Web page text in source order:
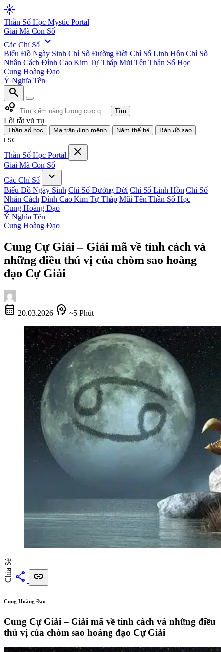
flare
Thần Số Học Mystic Portal
Giải Mã Con Số
Các Chỉ Số expand_more
Biểu Đồ Ngày Sinh Chỉ Số Đường Đời Chỉ Số Linh Hồn Chỉ Số
Nhân Cách Đỉnh Cao Kim Tự Tháp Mũi Tên Thần Số Học
Cung Hoàng Đạo
Ý Nghĩa Tên
search
bubble_chart
Tìm
Lối tắt vũ trụ
Thần số học Ma trận định mệnh Năm thế hệ
Bản đồ sao
ESC
Thần Số Học Portal close
Giải Mã Con Số
Các Chỉ Số
expand_more
Biểu Đồ Ngày Sinh Chỉ Số Đường Đời Chỉ Số Linh Hồn Chỉ Số
Nhân Cách Đỉnh Cao Kim Tự Tháp Mũi Tên Thần Số Học
Cung Hoàng Đạo
Ý Nghĩa Tên
Cung Hoàng Đạo
Cung Cự Giải – Giải mã về tính cách và
những điều thú vị của chòm sao hoàng
đạo Cự Giải
calendar_month 20.03.2026 psychology ~5 Phút
Chia Sẻ share link
Cung Hoàng Đạo
Cung Cự Giải – Giải mã về tính cách và những điều
thú vị của chòm sao hoàng đạo Cự Giải